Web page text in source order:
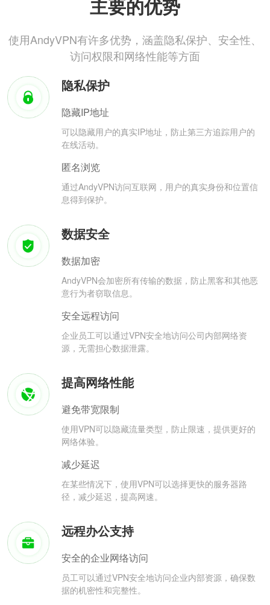
主要的优势
使用AndyVPN有许多优势，涵盖隐私保护、安全性、
访问权限和网络性能等方面
隐私保护
隐藏IP地址
可以隐藏用户的真实IP地址，防止第三方追踪用户的
在线活动。
匿名浏览
通过AndyVPN访问互联网，用户的真实身份和位置信
息得到保护。
数据安全
数据加密
AndyVPN会加密所有传输的数据，防止黑客和其他恶
意行为者窃取信息。
安全远程访问
企业员工可以通过VPN安全地访问公司内部网络资
源，无需担心数据泄露。
提高网络性能
避免带宽限制
使用VPN可以隐藏流量类型，防止限速，提供更好的
网络体验。
减少延迟
在某些情况下，使用VPN可以选择更快的服务器路
径，减少延迟，提高网速。
远程办公支持
安全的企业网络访问
员工可以通过VPN安全地访问企业内部资源，确保数
据的机密性和完整性。